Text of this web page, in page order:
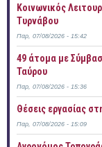
Κοινωνικός
Τυρνάβου
Παρ, 07/08/2026 - 15:42
49 άτομα με
Ταύρου
Παρ, 07/08/2026 - 15:36
Θέσεις εργασίας
Παρ, 07/08/2026 - 15:09